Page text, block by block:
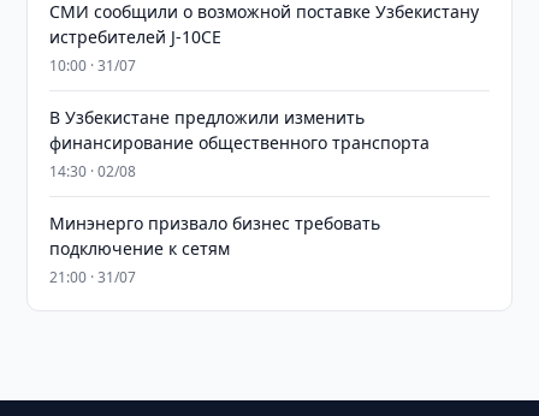
СМИ сообщили о возможной поставке Узбекистану
истребителей J-10CE
10:00 · 31/07
В Узбекистане предложили изменить
финансирование общественного транспорта
14:30 · 02/08
Минэнерго призвало бизнес требовать
подключение к сетям
21:00 · 31/07